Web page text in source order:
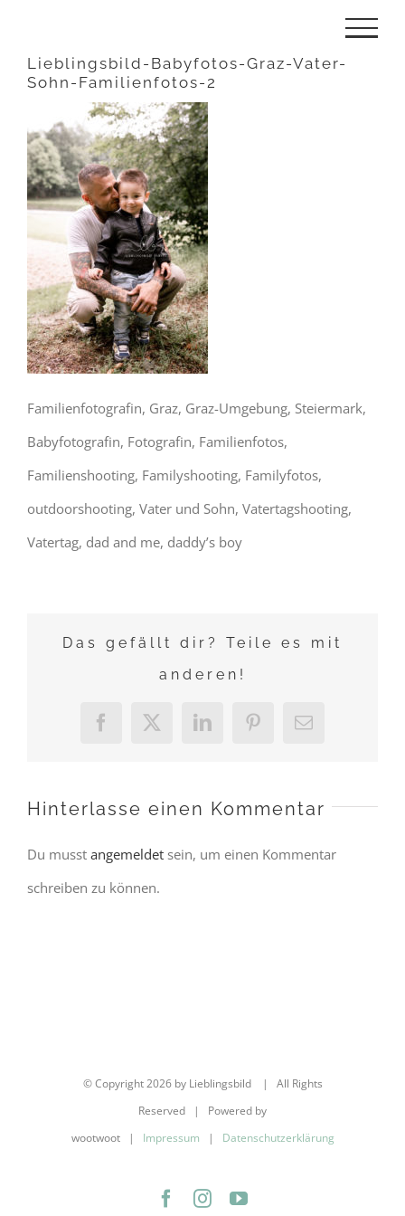
springen
Lieblingsbild-Babyfotos-Graz-Vater-
Sohn-Familienfotos-2
Familienfotografin, Graz, Graz-Umgebung, Steiermark,
Babyfotografin, Fotografin, Familienfotos,
Familienshooting, Familyshooting, Familyfotos,
outdoorshooting, Vater und Sohn, Vatertagshooting,
Vatertag, dad and me, daddy’s boy
Das gefällt dir? Teile es mit
anderen!
Facebook
X LinkedInPinterest
E-
Hinterlasse einen Kommentar
Du musst angemeldet sein, um einen Kommentar
schreiben zu können.
© Copyright2026 by Lieblingsbild | All Rights
Reserved | Powered by
wootwoot | Impressum | Datenschutzerklärung
Facebook
InstagramYouTube